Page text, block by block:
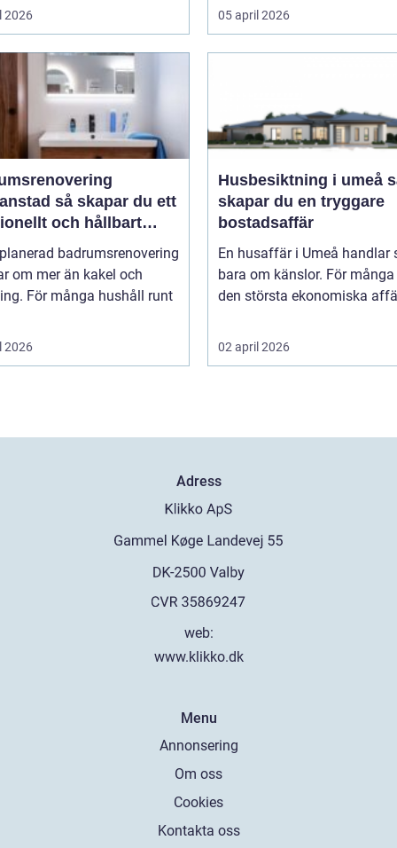
2026 05 april 2026
skapar du ett
och hållbart
badrumsrenovering
om mer än kakel och
För många hushåll runt
2026
Husbesiktning i umeå så
skapar du en tryggare
bostadsaffär
En husaffär i Umeå handlar
bara om känslor. För
den största ekonomiska
02 april 2026
Adress
web:
www.klikko.dk
Menu
Annonsering
Om oss
Cookies
Kontakta oss